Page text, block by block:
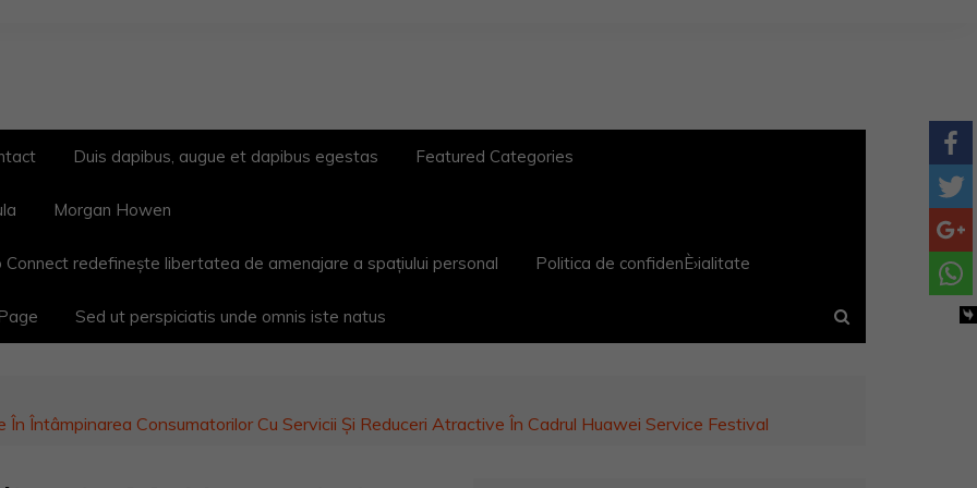
Duis dapibus, augue et dapibus egestas Featured Categories
Morgan Howen
Connect redefinește libertatea de amenajare a spațiului personal Politica de confidenÈ›ialitate
Sed ut perspiciatis unde omnis iste natus
Întâmpinarea Consumatorilor Cu Servicii Și Reduceri Atractive În Cadrul Huawei Service Festival